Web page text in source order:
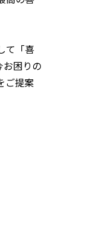
て「喜
お困りの
ご提案